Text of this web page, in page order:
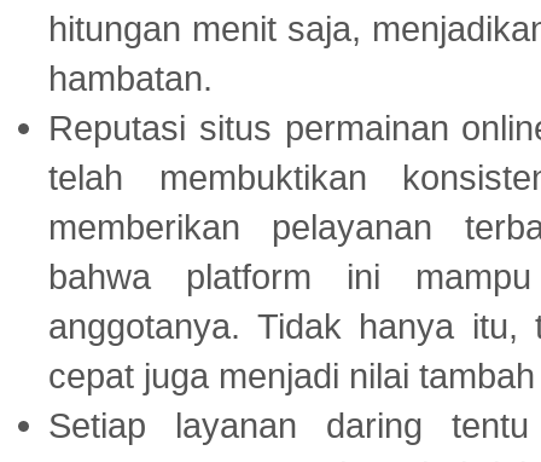
hitungan menit saja,
hambatan.
Reputasi situs permainan
telah membuktikan
memberikan pelayanan
bahwa platform ini
anggotanya. Tidak hanya
cepat juga menjadi nilai
Setiap layanan daring